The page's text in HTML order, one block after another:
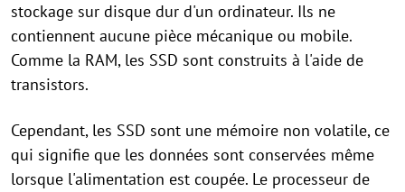
stockage sur disque dur d'un ordinateur. Ils ne
contiennent aucune pièce mécanique ou mobile.
Comme la RAM, les SSD sont construits à l'aide de
transistors.
Cependant, les SSD sont une mémoire non volatile, ce
qui signifie que les données sont conservées même
lorsque l'alimentation est coupée. Le processeur de